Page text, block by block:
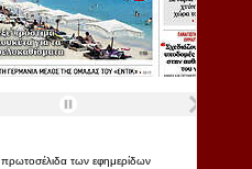
πρωτοσέλιδα των εφημερίδων